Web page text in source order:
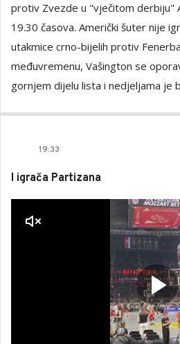
protiv Zvezde u "vječitom derbiju"
19.30 časova. Američki šuter nije
utakmice crno-bijelih protiv
međuvremenu, Vašington se
gornjem dijelu lista i nedjeljama je
19:33
I igrača Partizana